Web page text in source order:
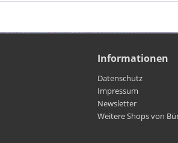
Informationen
Datenschutz
Impressum
Newsletter
Weitere Shops von